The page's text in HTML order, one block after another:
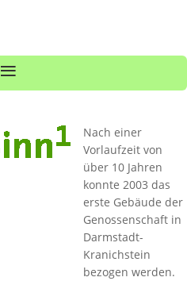
Nach einer
Vorlaufzeit von
über 10 Jahren
konnte 2003 das
erste Gebäude der
Genossenschaft in
Darmstadt-
Kranichstein
bezogen werden.